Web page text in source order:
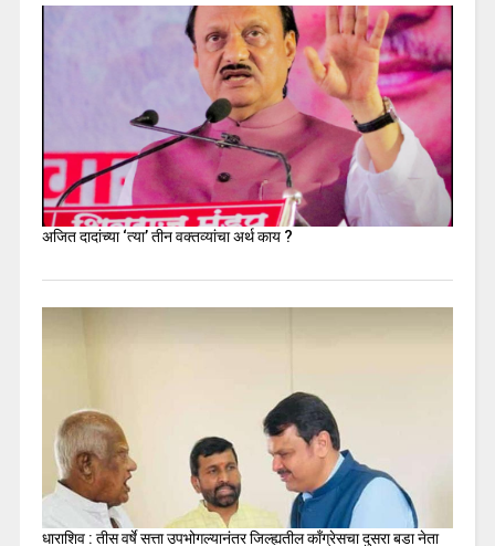
अजित दादांच्या ‘त्या’ तीन वक्तव्यांचा अर्थ काय ?
धाराशिव : तीस वर्षे सत्ता उपभोगल्यानंतर जिल्ह्यतील कॉंग्रेसचा दुसरा बडा नेता